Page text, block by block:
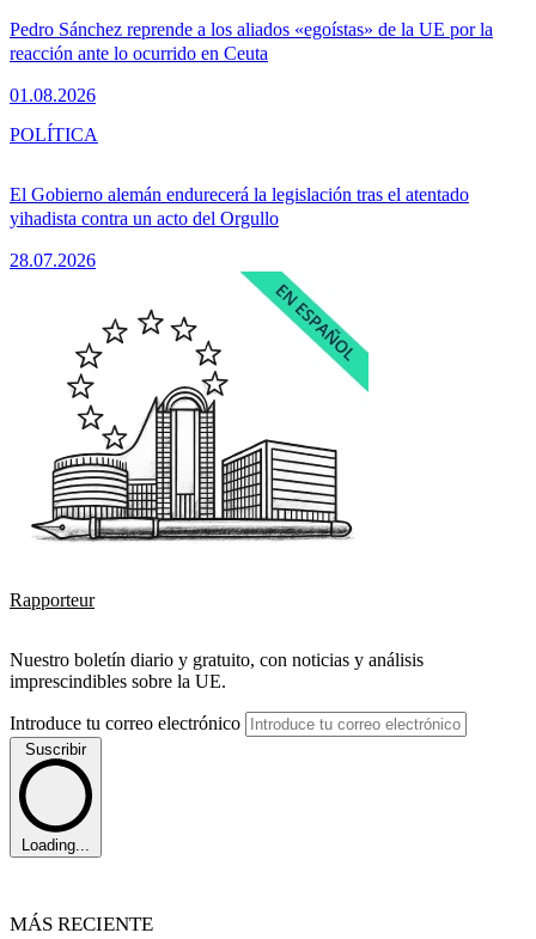
Pedro Sánchez reprende a los aliados «egoístas» de la UE por la
reacción ante lo ocurrido en Ceuta
01.08.2026
El Gobierno alemán endurecerá la legislación tras el atentado
yihadista contra un acto del Orgullo
28.07.2026
POLÍTICA
Rapporteur
Nuestro boletín diario y gratuito, con noticias y análisis
imprescindibles sobre la UE.
Introduce tu correo electrónico
Suscribir
Loading...
MÁS RECIENTE